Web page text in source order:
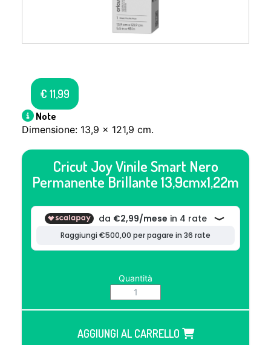
€ 11,99
Note
Dimensione: 13,9 x 121,9 cm.
Cricut Joy Vinile Smart Nero
Permanente Brillante 13,9cmx1,22m
Quantità
AGGIUNGI AL CARRELLO